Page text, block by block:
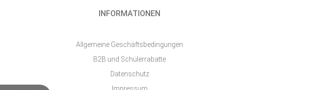
INFORMATIONEN
Allgemeine Geschäftsbedingungen
B2B und Schülerrabatte
Datenschutz
Impressum